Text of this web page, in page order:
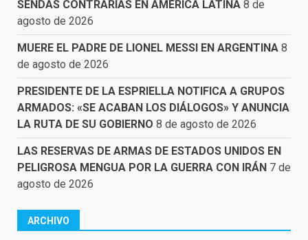
SENDAS CONTRARIAS EN AMÉRICA LATINA 8 de
agosto de 2026
MUERE EL PADRE DE LIONEL MESSI EN ARGENTINA 8
de agosto de 2026
PRESIDENTE DE LA ESPRIELLA NOTIFICA A GRUPOS
ARMADOS: «SE ACABAN LOS DIÁLOGOS» Y ANUNCIA
LA RUTA DE SU GOBIERNO 8 de agosto de 2026
LAS RESERVAS DE ARMAS DE ESTADOS UNIDOS EN
PELIGROSA MENGUA POR LA GUERRA CON IRÁN 7 de
agosto de 2026
ARCHIVO